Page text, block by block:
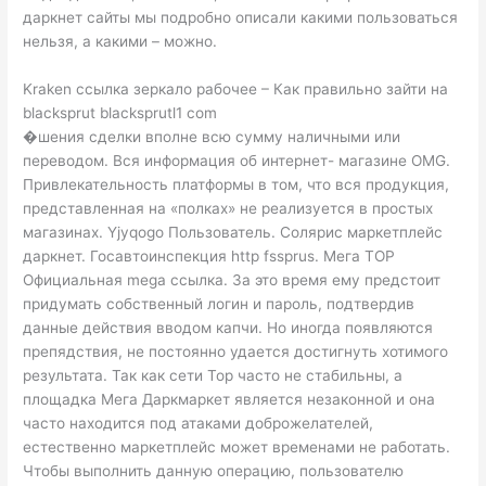
даркнет сайты мы подробно описали какими пользоваться
нельзя, а какими – можно.
Kraken ссылка зеркало рабочее – Как правильно зайти на
blacksprut blacksprutl1 com
�шения сделки вполне всю сумму наличными или
переводом. Вся информация об интернет- магазине OMG.
Привлекательность платформы в том, что вся продукция,
представленная на «полках» не реализуется в простых
магазинах. Yjyqogo Пользователь. Солярис маркетплейс
даркнет. Госавтоинспекция http fssprus. Мега ТОР
Официальная mega ссылка. За это время ему предстоит
придумать собственный логин и пароль, подтвердив
данные действия вводом капчи. Но иногда появляются
препядствия, не постоянно удается достигнуть хотимого
результата. Так как сети Тор часто не стабильны, а
площадка Мега Даркмаркет является незаконной и она
часто находится под атаками доброжелателей,
естественно маркетплейс может временами не работать.
Чтобы выполнить данную операцию, пользователю